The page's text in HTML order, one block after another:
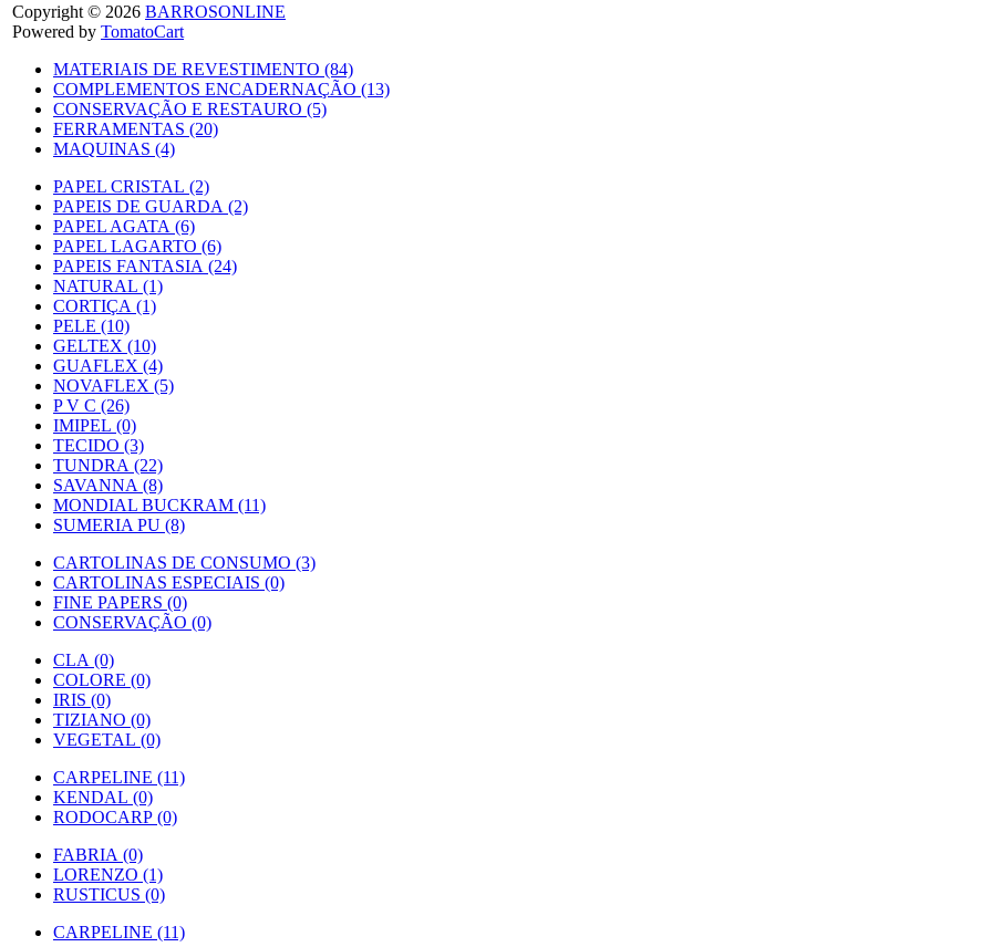
Copyright © 2026 BARROSONLINE
Powered by TomatoCart
MATERIAIS DE REVESTIMENTO (84)
COMPLEMENTOS ENCADERNAÇÃO (13)
CONSERVAÇÃO E RESTAURO (5)
FERRAMENTAS (20)
MAQUINAS (4)
PAPEL CRISTAL (2)
PAPEIS DE GUARDA (2)
PAPEL AGATA (6)
PAPEL LAGARTO (6)
PAPEIS FANTASIA (24)
NATURAL (1)
CORTIÇA (1)
PELE (10)
GELTEX (10)
GUAFLEX (4)
NOVAFLEX (5)
P V C (26)
IMIPEL (0)
TECIDO (3)
TUNDRA (22)
SAVANNA (8)
MONDIAL BUCKRAM (11)
SUMERIA PU (8)
CARTOLINAS DE CONSUMO (3)
CARTOLINAS ESPECIAIS (0)
FINE PAPERS (0)
CONSERVAÇÃO (0)
CLA (0)
COLORE (0)
IRIS (0)
TIZIANO (0)
VEGETAL (0)
CARPELINE (11)
KENDAL (0)
RODOCARP (0)
FABRIA (0)
LORENZO (1)
RUSTICUS (0)
CARPELINE (11)